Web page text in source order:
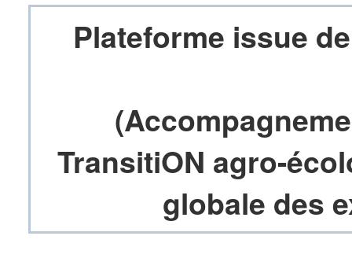
Plateforme issue
TransitiON agro-
globale des